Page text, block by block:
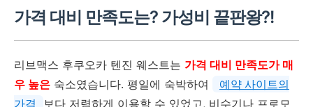
가격 대비 만족도는? 가성비 끝판왕?!
리브맥스 후쿠오카 텐진 웨스트는 가격 대비 만족도가 매
우 높은 숙소였습니다. 평일에 숙박하여
예약 사이트의
가격
보다 저렴하게 이용할 수 있었고, 비수기나 프로모